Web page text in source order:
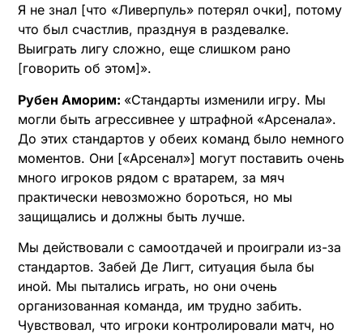
Я не знал [что «Ливерпуль» потерял очки], потому
что был счастлив, празднуя в раздевалке.
Выиграть лигу сложно, еще слишком рано
[говорить об этом]».
Рубен Аморим: «Стандарты изменили игру. Мы
могли быть агрессивнее у штрафной «Арсенала».
До этих стандартов у обеих команд было немного
моментов. Они [«Арсенал»] могут поставить очень
много игроков рядом с вратарем, за мяч
практически невозможно бороться, но мы
защищались и должны быть лучше.
Мы действовали с самоотдачей и проиграли из-за
стандартов. Забей Де Лигт, ситуация была бы
иной. Мы пытались играть, но они очень
организованная команда, им трудно забить.
Чувствовал, что игроки контролировали матч, но